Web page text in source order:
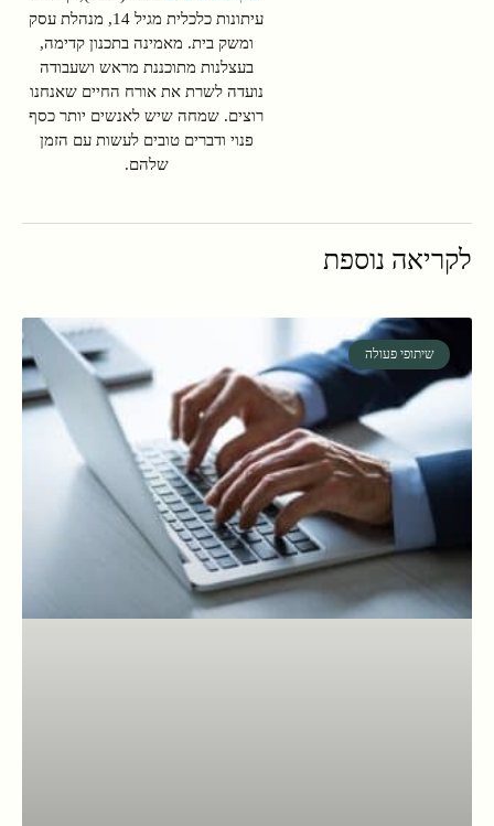
עיתונות כלכלית מגיל 14, מנהלת עסק
ומשק בית. מאמינה בתכנון קדימה,
בעצלנות מתוכננת מראש ושעבודה
נועדה לשרת את אורח החיים שאנחנו
רוצים. שמחה שיש לאנשים יותר כסף
פנוי ודברים טובים לעשות עם הזמן
שלהם.
לקריאה נוספת
שיתופי פעולה